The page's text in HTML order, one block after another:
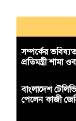
সম্পর্কের ভবিষ্যত
প্রতিমন্ত্রী শামা
বাংলাদেশ
পেলেন কাজী